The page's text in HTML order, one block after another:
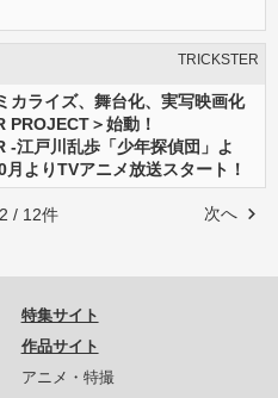
TRICKSTER
カライズ、舞台化、実写映画化
PROJECT＞始動！
-江戸川乱歩「少年探偵団」よ
月よりTVアニメ放送スタート！
次へ
/ 12件
特集サイト
作品サイト
アニメ・特撮